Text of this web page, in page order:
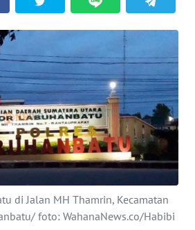
di Jalan MH Thamrin, Kecamatan
foto: WahanaNews.co/Habibi